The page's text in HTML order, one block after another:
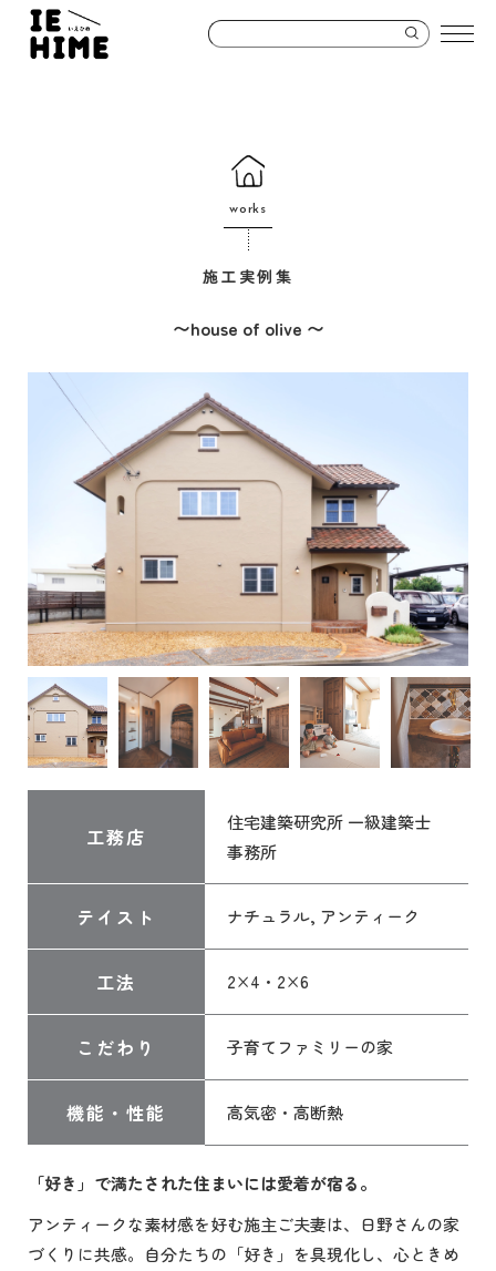
works
施工実例集
〜house of olive 〜
工務店
住宅建築研究所 一級建築士
事務所
テイスト ナチュラル, アンティーク
工法 2×4・2×6
こだわり 子育てファミリーの家
機能・性能 高気密・高断熱
「好き」で満たされた住まいには愛着が宿る。
アンティークな素材感を好む施主ご夫妻は、日野さんの家
づくりに共感。自分たちの「好き」を具現化し、心ときめ